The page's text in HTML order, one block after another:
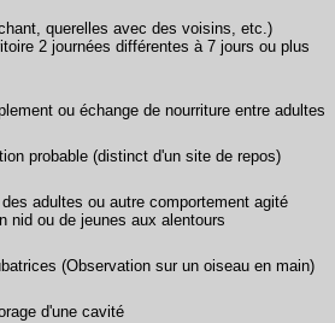
querelles avec des voisins, etc.)
2 journées différentes à 7 jours ou plus
ou échange de nourriture entre adultes
probable (distinct d'un site de repos)
adultes ou autre comportement agité
nid ou de jeunes aux alentours
(Observation sur un oiseau en main)
d'une cavité